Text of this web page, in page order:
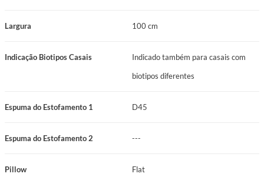
Largura 100 cm
Indicação Biotipos Casais
Indicado também para casais com
biotipos diferentes
Espuma do Estofamento 1 D45
Espuma do Estofamento 2 ---
Pillow Flat